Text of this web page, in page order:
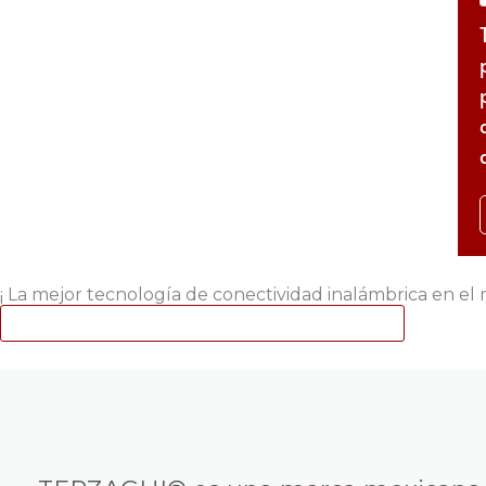
¡ La mejor tecnología de conectividad inalámbrica en el